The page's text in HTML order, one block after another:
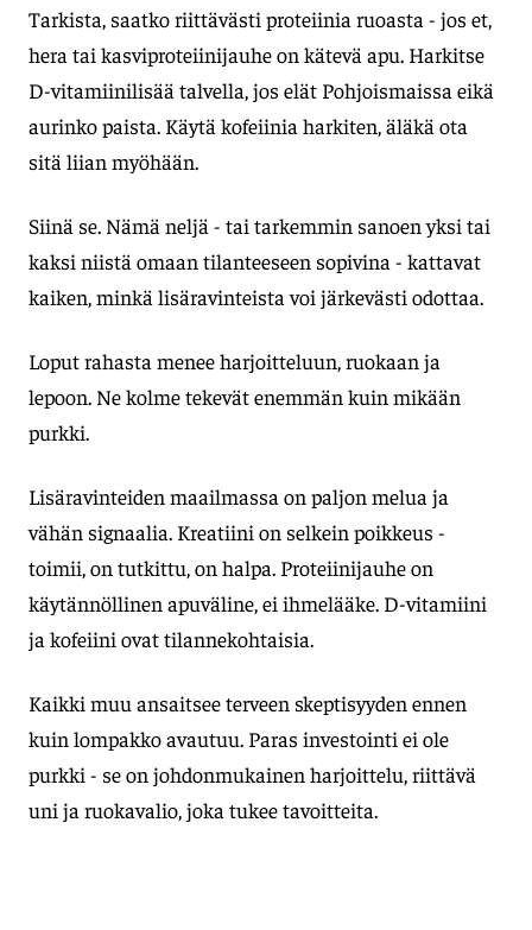
Tarkista, saatko riittävästi proteiinia ruoasta - jos et,
hera tai kasviproteiinijauhe on kätevä apu. Harkitse
D-vitamiinilisää talvella, jos elät Pohjoismaissa eikä
aurinko paista. Käytä kofeiinia harkiten, äläkä ota
sitä liian myöhään.
Siinä se. Nämä neljä - tai tarkemmin sanoen yksi tai
kaksi niistä omaan tilanteeseen sopivina - kattavat
kaiken, minkä lisäravinteista voi järkevästi odottaa.
Loput rahasta menee harjoitteluun, ruokaan ja
lepoon. Ne kolme tekevät enemmän kuin mikään
purkki.
Lisäravinteiden maailmassa on paljon melua ja
vähän signaalia. Kreatiini on selkein poikkeus -
toimii, on tutkittu, on halpa. Proteiinijauhe on
käytännöllinen apuväline, ei ihmelääke. D-vitamiini
ja kofeiini ovat tilannekohtaisia.
Kaikki muu ansaitsee terveen skeptisyyden ennen
kuin lompakko avautuu. Paras investointi ei ole
purkki - se on johdonmukainen harjoittelu, riittävä
uni ja ruokavalio, joka tukee tavoitteita.